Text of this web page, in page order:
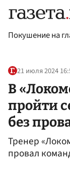
Покушение на
21 июля 2024
В
пройти
без
Тренер
провал